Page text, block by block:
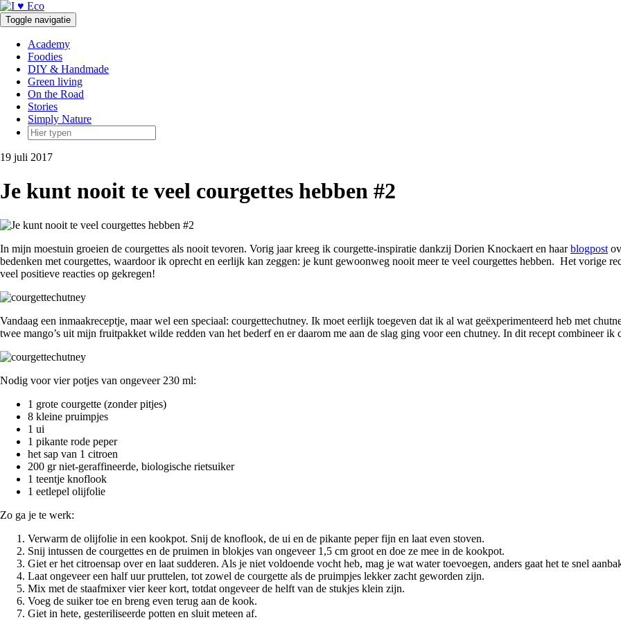
Doorgaan
naar
inhoud
Toggle navigatie
Academy
Foodies
DIY & Handmade
Green living
On the Road
Stories
Simply Nature
19 juli 2017
Je kunt nooit te veel courgettes hebben #2
In mijn moestuin groeien de courgettes als nooit tevoren. Vorig jaar kreeg ik courgette-inspiratie dankzij Dorien Knockaert en haarblogpost
bedenken met courgettes, waardoor ik oprecht en eerlijk kan zeggen: je kunt gewoonweg nooit meer te veel courgettes hebben. Het vorige
veel positieve reacties op gekregen!
Vandaag een inmaakreceptje, maar wel een speciaal: courgettechutney. Ik moet eerlijk toegeven dat ik al wat geëxperimenteerd heb met
twee mango’s uit mijn fruitpakket wilde redden van het bederf en er daarom me aan de slag ging voor een chutney. In dit recept combineer ik
Nodig voor vier potjes van ongeveer 230 ml:
1 grote courgette (zonder pitjes)
8 kleine pruimpjes
1 ui
1 pikante rode peper
het sap van 1 citroen
200 gr niet-geraffineerde, biologische rietsuiker
1 teentje knoflook
1 eetlepel olijfolie
Zo ga je te werk:
Verwarm de olijfolie in een kookpot. Snij de knoflook, de ui en de pikante peper fijn en laat even stoven.
Snij intussen de courgettes en de pruimen in blokjes van ongeveer 1,5 cm groot en doe ze mee in de kookpot.
Giet er het citroensap over en laat sudderen. Als je niet voldoende vocht heb, mag je wat water toevoegen, anders gaat het te snel
Laat ongeveer een half uur pruttelen, tot zowel de courgette als de pruimpjes lekker zacht geworden zijn.
Mix met de staafmixer vier keer kort, totdat ongeveer de helft van de stukjes klein zijn.
Voeg de suiker toe en breng even terug aan de kook.
Giet in hete, gesteriliseerde potten en sluit meteen af.